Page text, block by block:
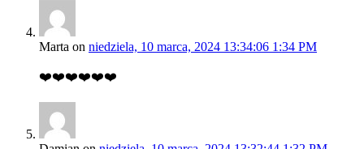
Marta on niedziela, 10 marca, 2024 13:34:06 1:34 PM
❤️❤️❤️❤️❤️❤️